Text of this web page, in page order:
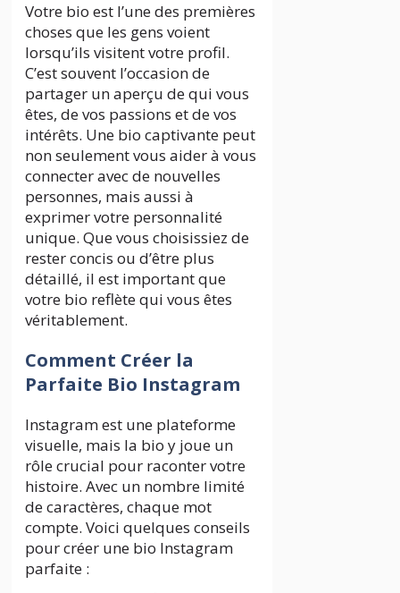
Votre bio est l’une des premières
choses que les gens voient
lorsqu’ils visitent votre profil.
C’est souvent l’occasion de
partager un aperçu de qui vous
êtes, de vos passions et de vos
intérêts. Une bio captivante peut
non seulement vous aider à vous
connecter avec de nouvelles
personnes, mais aussi à
exprimer votre personnalité
unique. Que vous choisissiez de
rester concis ou d’être plus
détaillé, il est important que
votre bio reflète qui vous êtes
véritablement.
Comment Créer la
Parfaite Bio Instagram
Instagram est une plateforme
visuelle, mais la bio y joue un
rôle crucial pour raconter votre
histoire. Avec un nombre limité
de caractères, chaque mot
compte. Voici quelques conseils
pour créer une bio Instagram
parfaite :